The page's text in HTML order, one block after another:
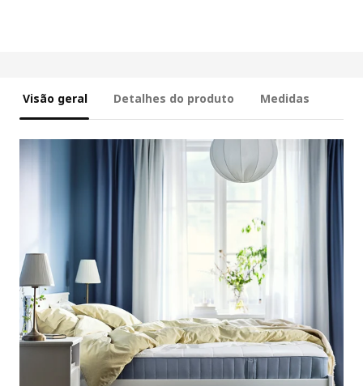
Visão geral Detalhes do produto Medidas